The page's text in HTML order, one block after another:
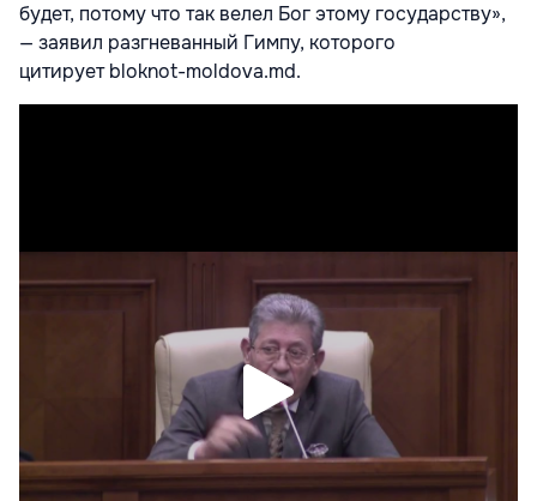
будет, потому что так велел Бог этому государству»,
— заявил разгневанный Гимпу, которого
цитирует bloknot-moldova.md.